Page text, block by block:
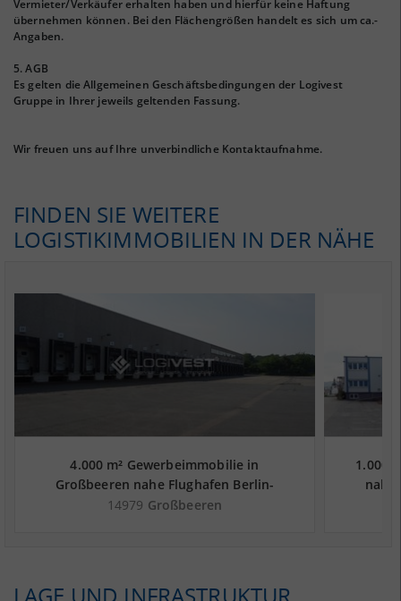
Vermieter/Verkäufer erhalten haben und hierfür keine Haftung
übernehmen können. Bei den Flächengrößen handelt es sich um ca.-
Angaben.
5. AGB
Es gelten die Allgemeinen Geschäftsbedingungen der Logivest
Gruppe in Ihrer jeweils geltenden Fassung.
Wir freuen uns auf Ihre unverbindliche Kontaktaufnahme.
FINDEN SIE WEITERE
LOGISTIKIMMOBILIEN IN DER NÄHE
4.000 m² Gewerbeimmobilie in
Großbeeren nahe Flughafen Berlin-
Schönefeld - Landkreis Teltow-Fläming
14979 Großbeeren
1.000
nahe